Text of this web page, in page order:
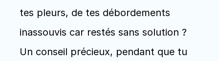
tes pleurs, de tes débordements
inassouvis car restés sans solution ?
Un conseil précieux, pendant que tu